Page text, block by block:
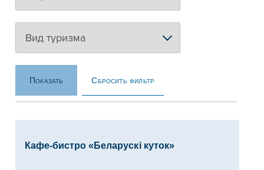
Показать Сбросить фильтр
Кафе-бистро «Беларускi куток»